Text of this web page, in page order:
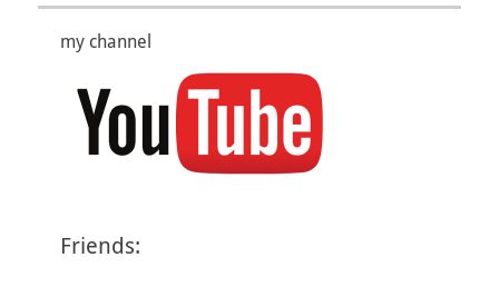
my channel
Friends: